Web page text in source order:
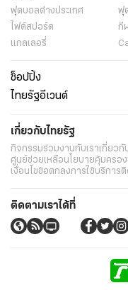
ฟุตบอลต่่างประเทศ ฟุ
ไฟต์สปอร์ต
กี
แกลเลอรี่
ช็อปปิ้ง
ไทยรัฐอีเวนต์
เกี่ยวกับไทยรัฐ
กิจกรรมร่วมงานกับเราเกี่ยวกั
ศูนย์ช่วยเหลือนโยบายคุ้มครอ
เงื่อนไขข้อตกลงการใช้บริการ
ติดตามเราได้ที่